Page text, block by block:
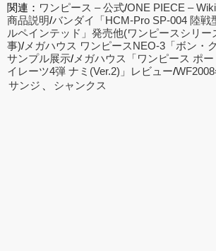
関連： ワンピース – 公式/ONE PIECE –
商品説明/バンダイ「HCM-Pro SP-004 陸戦
ルペインテッド」発売他(ワンピースシリ
事)/ メガハウス ワンピースNEO-3「ボン・
サンプル展示/ メガハウス「ワンピース ポ
イレーツ4弾 ナミ(Ver.2)」レビュー/
サンジ
シャンクス